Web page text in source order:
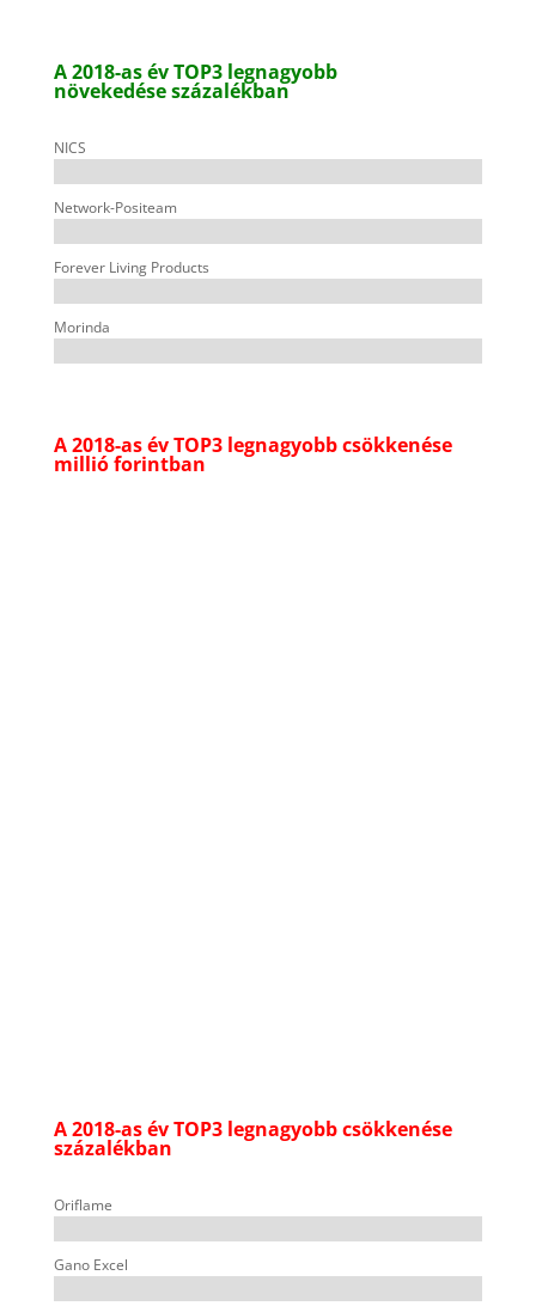
A 2018-as év TOP3 legnagyobb
növekedéseszázalékban
NICS
Network-Positeam
Forever Living Products
Morinda
A 2018-as év TOP3 legnagyobb csökkenése
millió forintban
A 2018-as év TOP3 legnagyobb csökkenése
százalékban
Oriflame
Gano Excel